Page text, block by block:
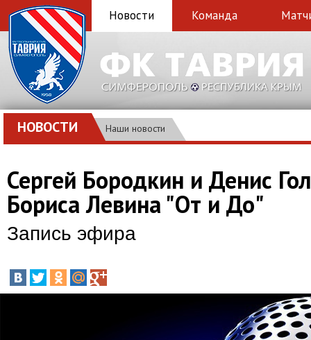
Новости Команда
НОВОСТИ Наши новости
Сергей Бородкин и Денис
Бориса Левина "От и До"
Запись эфира